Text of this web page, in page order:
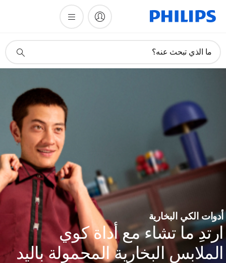
دعم
ما الذي تبحث عنه؟
الكي البخارية
ما تشاء مع أداة كوي
البخارية المحمولة باليد